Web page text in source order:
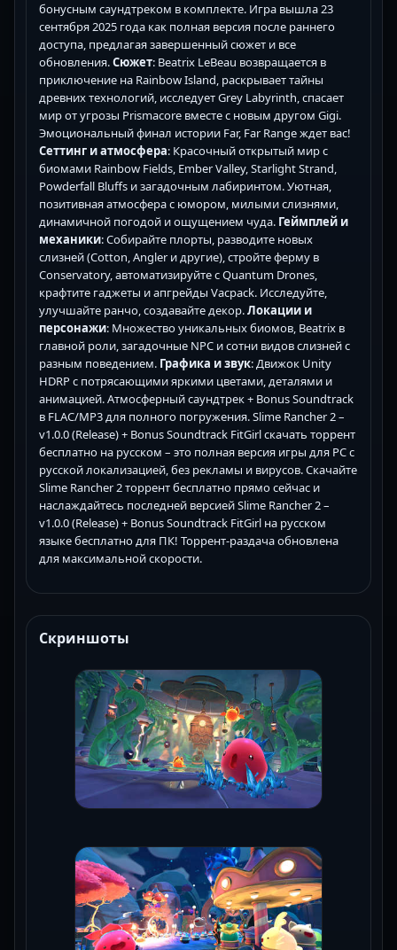
бонусным саундтреком в комплекте. Игра вышла 23
сентября 2025 года как полная версия после раннего
доступа, предлагая завершенный сюжет и все
обновления.Сюжет: Beatrix LeBeau возвращается в
приключение на Rainbow Island, раскрывает тайны
древних технологий, исследует Grey Labyrinth, спасает
мир от угрозы Prismacore вместе с новым другом Gigi.
Эмоциональный финал истории Far, Far Range ждет вас!
Сеттинг и атмосфера: Красочный открытый мир с
биомами Rainbow Fields, Ember Valley, Starlight Strand,
Powderfall Bluffs и загадочным лабиринтом. Уютная,
позитивная атмосфера с юмором, милыми слизнями,
динамичной погодой и ощущением чуда. Геймплей и
механики: Собирайте плорты, разводите новых
слизней (Cotton, Angler и другие), стройте ферму в
Conservatory, автоматизируйте с Quantum Drones,
крафтите гаджеты и апгрейды Vacpack. Исследуйте,
улучшайте ранчо, создавайте декор.Локации и
персонажи: Множество уникальных биомов, Beatrix в
главной роли, загадочные NPC и сотни видов слизней с
разным поведением. Графика и звук: Движок Unity
HDRP с потрясающими яркими цветами, деталями и
анимацией. Атмосферный саундтрек + Bonus Soundtrack
в FLAC/MP3 для полного погружения. Slime Rancher 2 –
v1.0.0 (Release) + Bonus Soundtrack FitGirl скачать торрент
бесплатно на русском – это полная версия игры для PC с
русской локализацией, без рекламы и вирусов. Скачайте
Slime Rancher 2 торрент бесплатно прямо сейчас и
наслаждайтесь последней версией Slime Rancher 2 –
v1.0.0 (Release) + Bonus Soundtrack FitGirl на русском
языке бесплатно для ПК! Торрент-раздача обновлена
для максимальной скорости.
Скриншоты